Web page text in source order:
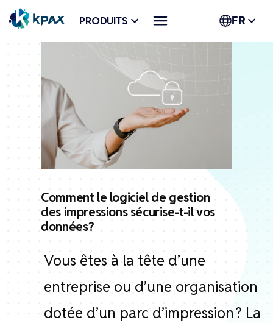
Aller
PRODUITS FR
Comment le logiciel de gestion
des impressions sécurise-t-il vos
données ?
Vous êtes à la tête d’une
entreprise ou d’une organisation
dotée d’un parc d’impression ? La